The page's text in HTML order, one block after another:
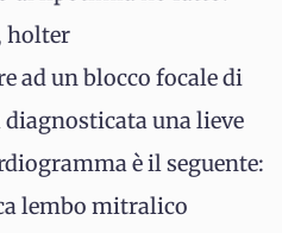
holter
ad un blocco focale di
una lieve
è il seguente:
lembo mitralico